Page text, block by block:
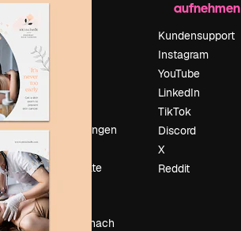
Über uns
Reviews
Karriere
Suchtrends
Blog
Veranstaltungen
Slidesgo
Deine Inhalte
verkaufen
Pressesaal
Suchst du nach
aufnehmen
Kundensupport
Instagram
YouTube
LinkedIn
TikTok
Discord
X
Reddit